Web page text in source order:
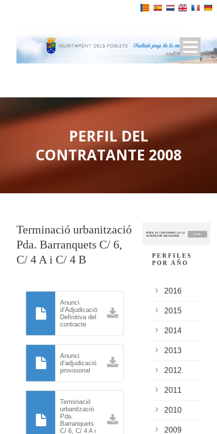
PERFIL DEL
CONTRATANTE 2008
Terminació urbanització
Pda. Barranquets C/ 6,
C/ 4 A i C/ 4 B
Anunci
d’Adjudicació
Definitiva del
contracte
Anunci
d’adjudicació
provisional
Terminació
urbanització
Pda.
Barranquets
C/ 6, C/ 4 A i
PERFILES
POR AÑO
2016
2015
2014
2013
2012
2011
2010
2009